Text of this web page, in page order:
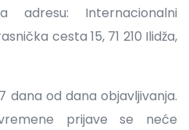
adresu: Internacionalni
cesta 15, 71 210 Ilidža,
dana od dana objavljivanja.
prijave se neće